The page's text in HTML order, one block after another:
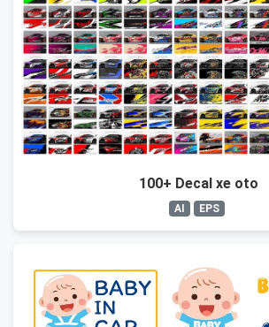
100+ Decal xe oto
AI EPS